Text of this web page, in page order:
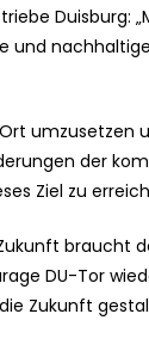
Duisburg:
und
umzusetzen
der
Ziel zu
braucht
DU-Tor
Zukunft